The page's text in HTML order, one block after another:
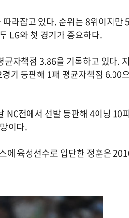
라잡고 있다. 순위는 8위이지만
LG와 첫 경기가 중요하다.
자책점 3.86을 기록하고 있다.
기 등판해 1패 평균자책점 6.00
NC전에서 선발 등판해 4이닝 10
이다.
에 육성선수로 입단한 정훈은